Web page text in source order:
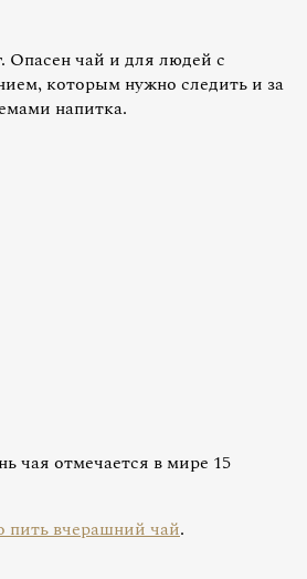
Опасен чай и для людей с
которым нужно следить и за
напитка.
чая отмечается в мире 15
пить вчерашний чай.